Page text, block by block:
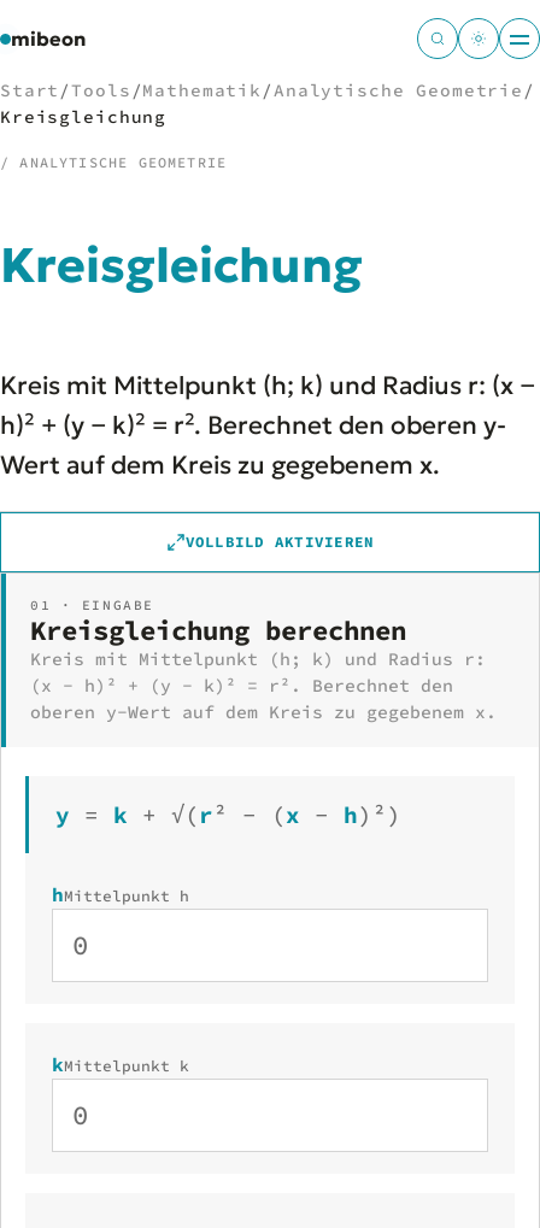
mibeon
01Start
05Docs
06Tools
07Welten
Start /Tools /Mathematik /Analytische Geometrie /
Kreisgleichung
/ ANALYTISCHE GEOMETRIE
Kreisgleichung
Kreis mit Mittelpunkt (h; k) und Radius r: (x −
h)² + (y − k)² = r². Berechnet den oberen y-
Wert auf dem Kreis zu gegebenem x.
VOLLBILD AKTIVIEREN
01 · EINGABE
Kreisgleichung berechnen
Kreis mit Mittelpunkt (h; k) und Radius r:
(x − h)² + (y − k)² = r². Berechnet den
oberen y-Wert auf dem Kreis zu gegebenem x.
y = k + √( r² − (x − h) ² )
hMittelpunkt h
kMittelpunkt k